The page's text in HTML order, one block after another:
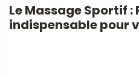
Le Massage Sportif
indispensable pour